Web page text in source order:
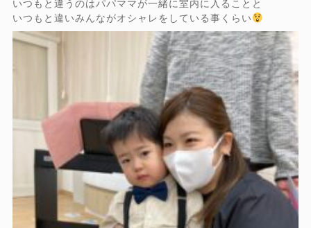
いつもと違うのはパパママが一緒に室内に入ることと
いつもと違いみんながオシャレをしている事くらい